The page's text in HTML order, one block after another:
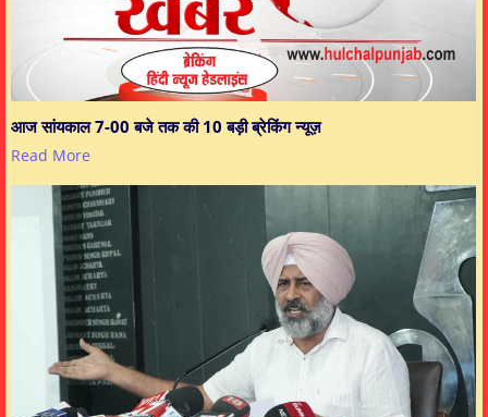
आज सांयकाल 7-00 बजे तक की 10 बड़ी ब्रेकिंग न्यूज़
Read More